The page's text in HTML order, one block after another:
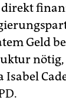
Geld
nötig,
Isabel